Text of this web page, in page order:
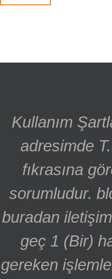
Kullanım
adresimde
fıkrasına
sorumludur.
buradan
geç 1 (Bir)
gereken